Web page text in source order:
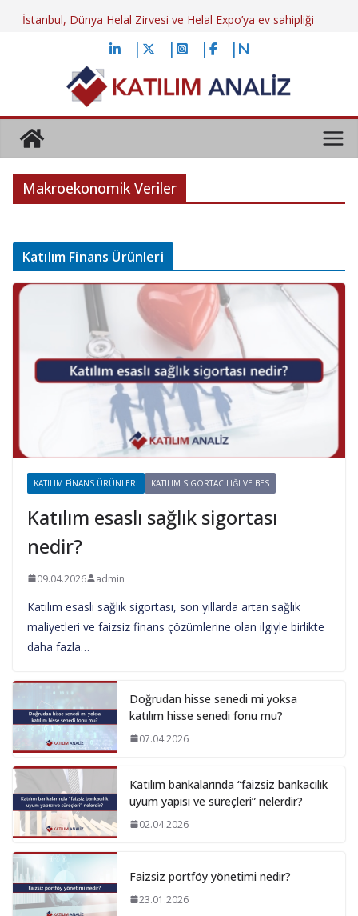
Skip
İstanbul, Dünya Helal Zirvesi ve Helal Expo’ya ev sahipliği
Ayhan Sincek: “BES’in önemi önümüzdeki dönemde daha da
Tasarruf finansman sistemine yeni sınırlamalar mı geliyor?
Kamu katılım bankalarının birleştirilmesi: Yeniden düşünmek
6 Ağustos 2026 Tarihli Kira Sertifikası Piyasası Gündemi
Makroekonomik Veriler
Katılım Finans Ürünleri
KATILIM FINANS ÜRÜNLERI KATILIM SIGORTACILIĞI VE BES
Katılım esaslı sağlık sigortası
nedir?
09.04.2026 admin
Katılım esaslı sağlık sigortası, son yıllarda artan sağlık
maliyetleri ve faizsiz finans çözümlerine olan ilgiyle birlikte
daha fazla…
Doğrudan hisse senedi mi yoksa
katılım hisse senedi fonu mu?
07.04.2026
Katılım bankalarında “faizsiz bankacılık
uyum yapısı ve süreçleri” nelerdir?
02.04.2026
Faizsiz portföy yönetimi nedir?
23.01.2026